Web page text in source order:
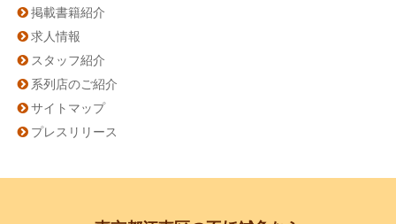
掲載書籍紹介
求人情報
スタッフ紹介
系列店のご紹介
サイトマップ
プレスリリース